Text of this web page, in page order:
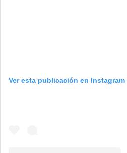
Ver esta publicación en Instagram